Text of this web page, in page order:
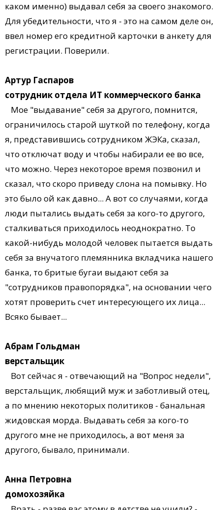
каком именно) выдавал себя за своего знакомого.
Для убедительности, что я - это на самом деле он,
ввел номер его кредитной карточки в анкету для
регистрации. Поверили.
Артур Гаспаров
сотрудник отдела ИТ коммерческого банка
Мое "выдавание" себя за другого, помнится,
ограничилось старой шуткой по телефону, когда
я, представившись сотрудником ЖЭКа, сказал,
что отключат воду и чтобы набирали ее во все,
что можно. Через некоторое время позвонил и
сказал, что скоро приведу слона на помывку. Но
это было ой как давно... А вот со случаями, когда
люди пытались выдать себя за кого-то другого,
сталкиваться приходилось неоднократно. То
какой-нибудь молодой человек пытается выдать
себя за внучатого племянника вкладчика нашего
банка, то бритые бугаи выдают себя за
"сотрудников правопорядка", на основании чего
хотят проверить счет интересующего их лица...
Всяко бывает...
Абрам Гольдман
верстальщик
Вот сейчас я - отвечающий на "Вопрос недели",
верстальщик, любящий муж и заботливый отец,
а по мнению некоторых политиков - банальная
жидовская морда. Выдавать себя за кого-то
другого мне не приходилось, а вот меня за
другого, бывало, принимали.
Анна Петровна
домохозяйка